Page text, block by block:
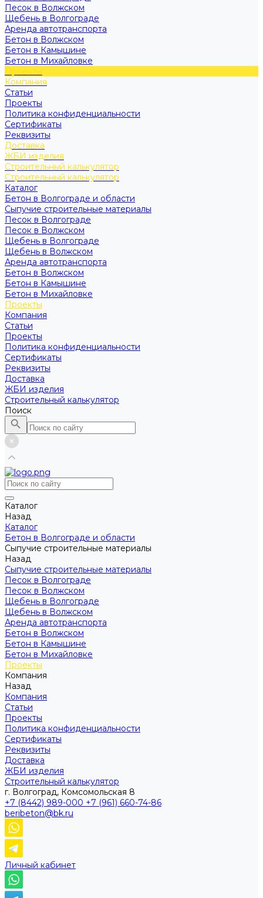
Песок в Волжском
Щебень в Волгограде
Аренда автотранспорта
Бетон в Волжском
Бетон в Камышине
Бетон в Михайловке
Проекты
Компания
Статьи
Проекты
Политика конфиденциальности
Сертификаты
Реквизиты
Доставка
ЖБИ изделия
Строительный калькулятор
Строительный калькулятор
Каталог
Бетон в Волгограде и области
Сыпучие строительные материалы
Песок в Волгограде
Песок в Волжском
Щебень в Волгограде
Щебень в Волжском
Аренда автотранспорта
Бетон в Волжском
Бетон в Камышине
Бетон в Михайловке
Проекты
Компания
Статьи
Проекты
Политика конфиденциальности
Сертификаты
Реквизиты
Доставка
ЖБИ изделия
Строительный калькулятор
Поиск
Каталог
Назад
Каталог
Бетон в Волгограде и области
Сыпучие строительные материалы
Назад
Сыпучие строительные материалы
Песок в Волгограде
Песок в Волжском
Щебень в Волгограде
Щебень в Волжском
Аренда автотранспорта
Бетон в Волжском
Бетон в Камышине
Бетон в Михайловке
Проекты
Компания
Назад
Компания
Статьи
Проекты
Политика конфиденциальности
Сертификаты
Реквизиты
Доставка
ЖБИ изделия
Строительный калькулятор
г. Волгоград, Комсомольская 8
+7 (8442) 989-000 +7 (961) 660-74-86
beribeton@bk.ru
Личный кабинет